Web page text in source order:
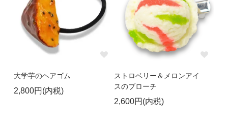
大学芋のヘアゴム
2,800円(内税)
ストロベリー＆メロンアイ
スのブローチ
2,600円(内税)